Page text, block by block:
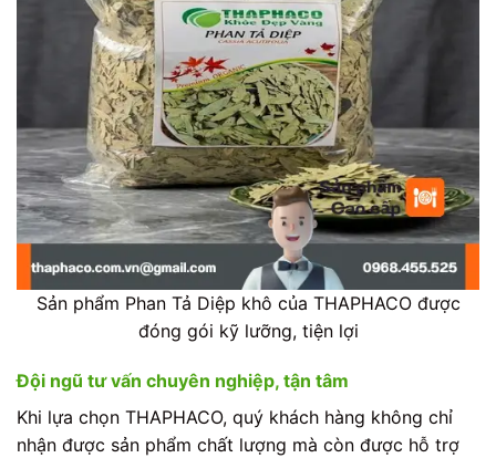
Sản phẩm Phan Tả Diệp khô của THAPHACO được
đóng gói kỹ lưỡng, tiện lợi
Đội ngũ tư vấn chuyên nghiệp, tận tâm
Khi lựa chọn THAPHACO, quý khách hàng không chỉ
nhận được sản phẩm chất lượng mà còn được hỗ trợ